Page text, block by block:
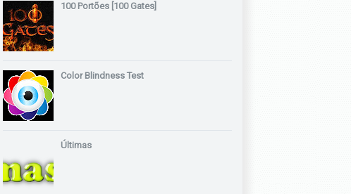
100 Portões [100 Gates]
Color Blindness Test
Últimas